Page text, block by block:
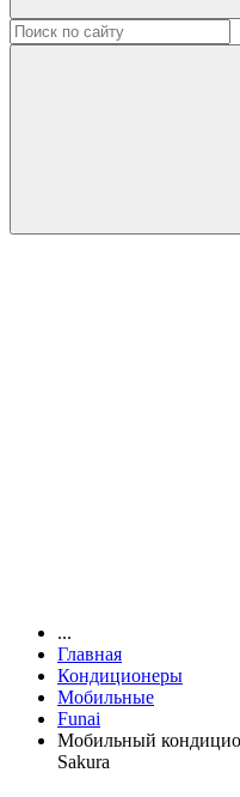
...
Главная
Кондиционеры
Мобильные
Funai
Мобильный
Sakura